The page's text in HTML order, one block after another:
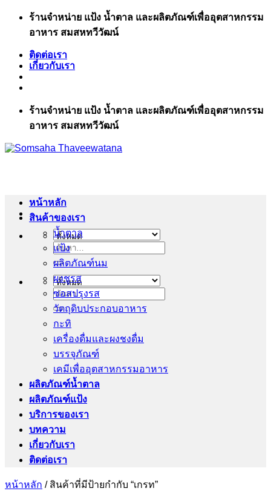
ข้าม
เนื้อหา
ร้านจำหน่าย แป้ง น้ำตาล และผลิตภัณฑ์เพื่ออุตสาหกรรม
อาหาร สมสหทวีวัฒน์
ติดต่อเรา
เกี่ยวกับเรา
ร้านจำหน่าย แป้ง น้ำตาล และผลิตภัณฑ์เพื่ออุตสาหกรรม
อาหาร สมสหทวีวัฒน์
ค้นหา:
ค้นหา:
หน้าหลัก
สินค้าของเรา
น้ำตาล
แป้ง
ผลิตภัณฑ์นม
ผงชูรส
ซอสปรุงรส
วัตถุดิบประกอบอาหาร
กะทิ
เครื่องดื่มและผงชงดื่ม
บรรจุภัณฑ์
เคมีเพื่ออุตสาหกรรมอาหาร
ผลิตภัณฑ์น้ำตาล
ผลิตภัณฑ์แป้ง
บริการของเรา
บทความ
เกี่ยวกับเรา
ติดต่อเรา
หน้าหลัก /สินค้าที่มีป้ายกำกับ “เกรท”